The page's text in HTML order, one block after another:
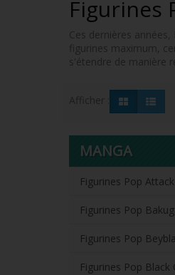
Figurines
Ces dernières
figurines maximum,
s'étendre de manière
MANGA
Figurines Pop
Figurines Pop
Figurines Pop
Figurines Pop Black